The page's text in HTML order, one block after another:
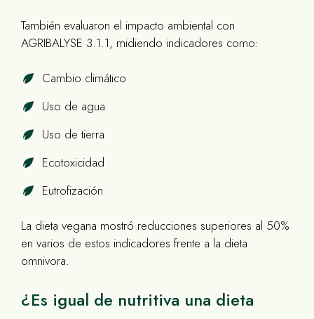
También evaluaron el impacto ambiental con
AGRIBALYSE 3.1.1, midiendo indicadores como:
Cambio climático
Uso de agua
Uso de tierra
Ecotoxicidad
Eutrofización
La dieta vegana mostró reducciones superiores al 50%
en varios de estos indicadores frente a la dieta
omnivora.
¿Es igual de nutritiva una dieta